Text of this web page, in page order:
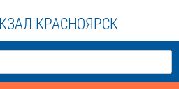
КРАСНОЯРСК